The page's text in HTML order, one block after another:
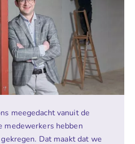
meegedacht vanuit de
medewerkers hebben
Dat maakt dat we